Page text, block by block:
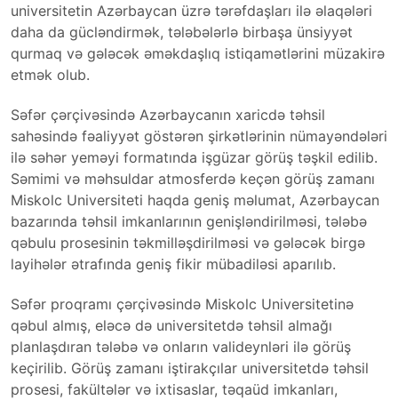
universitetin Azərbaycan üzrə tərəfdaşları ilə əlaqələri
daha da gücləndirmək, tələbələrlə birbaşa ünsiyyət
qurmaq və gələcək əməkdaşlıq istiqamətlərini müzakirə
etmək olub.
Səfər çərçivəsində Azərbaycanın xaricdə təhsil
sahəsində fəaliyyət göstərən şirkətlərinin nümayəndələri
ilə səhər yeməyi formatında işgüzar görüş təşkil edilib.
Səmimi və məhsuldar atmosferdə keçən görüş zamanı
Miskolc Universiteti haqda geniş məlumat, Azərbaycan
bazarında təhsil imkanlarının genişləndirilməsi, tələbə
qəbulu prosesinin təkmilləşdirilməsi və gələcək birgə
layihələr ətrafında geniş fikir mübadiləsi aparılıb.
Səfər proqramı çərçivəsində Miskolc Universitetinə
qəbul almış, eləcə də universitetdə təhsil almağı
planlaşdıran tələbə və onların valideynləri ilə görüş
keçirilib. Görüş zamanı iştirakçılar universitetdə təhsil
prosesi, fakültələr və ixtisaslar, təqaüd imkanları,